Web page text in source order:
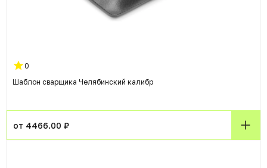
0
Шаблон сварщика Челябинский калибр
от 4466.00 ₽